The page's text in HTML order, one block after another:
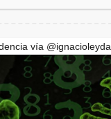
vía @ignacioleyda